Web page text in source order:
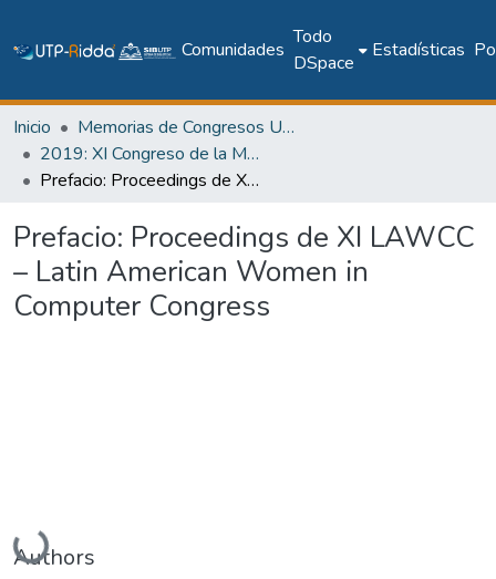
Comunidades
Todo
DSpace
Estadísticas
Inicio
Memorias de Congresos UTP
2019: XI Congreso de la Mujer Latinoamericana en la Computación - LAWCC 2019
Prefacio: Proceedings de XI LAWCC – Latin American Women in Computer Congress
Prefacio: Proceedings de XI LAWCC
– Latin American Women in
Computer Congress
Cargando...
Authors